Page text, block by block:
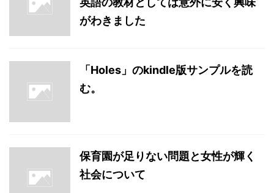
がわきました
「Holes」のkindle版サンプルを読
む。
保育園が足りない問題と女性が輝く
社会について